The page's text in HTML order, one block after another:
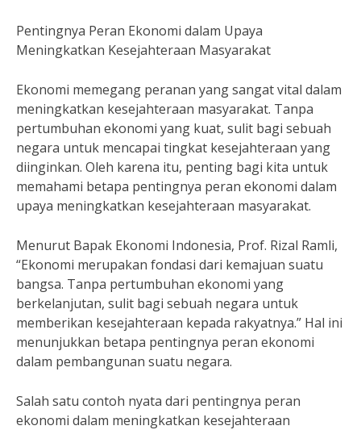
Pentingnya Peran Ekonomi dalam Upaya
Meningkatkan Kesejahteraan Masyarakat
Ekonomi memegang peranan yang sangat vital dalam
meningkatkan kesejahteraan masyarakat. Tanpa
pertumbuhan ekonomi yang kuat, sulit bagi sebuah
negara untuk mencapai tingkat kesejahteraan yang
diinginkan. Oleh karena itu, penting bagi kita untuk
memahami betapa pentingnya peran ekonomi dalam
upaya meningkatkan kesejahteraan masyarakat.
Menurut Bapak Ekonomi Indonesia, Prof. Rizal Ramli,
“Ekonomi merupakan fondasi dari kemajuan suatu
bangsa. Tanpa pertumbuhan ekonomi yang
berkelanjutan, sulit bagi sebuah negara untuk
memberikan kesejahteraan kepada rakyatnya.” Hal ini
menunjukkan betapa pentingnya peran ekonomi
dalam pembangunan suatu negara.
Salah satu contoh nyata dari pentingnya peran
ekonomi dalam meningkatkan kesejahteraan